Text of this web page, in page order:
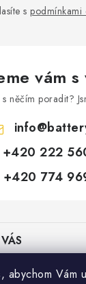
abychom Vám
s podmínkami
vám
něčím poradit?
info@
+420 222
+420 774